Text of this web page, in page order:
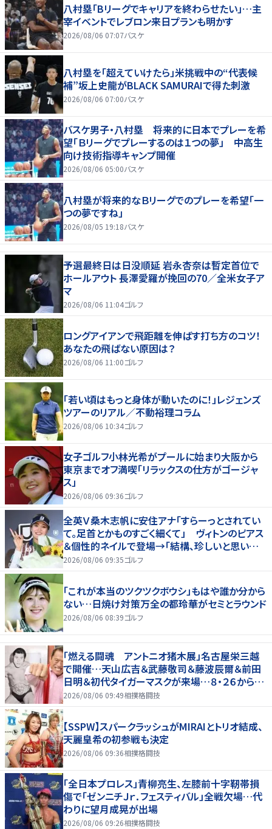
八村塁「Bリーグでキャリアを終わらせたい」…主
宰イベントでレブロン来日プランも明かす
2026/08/06 07:07バスケ
八村塁を「超えていけたら」米挑戦中の“代表候
補”坂上史龍がBLACK SAMURAIで得た刺激
2026/08/06 07:00バスケ
バスケ男子・八村塁 将来的に日本でプレーを希
望「Ｂリーグでプレーするのは１つの夢」 中高生
向け技術指導キャンプ開催
2026/08/06 05:00バスケ
八村塁が将来的なＢリーグでのプレーを希望「一
つの夢ですね」
2026/08/05 19:18バスケ
予選最終日は日没順延 岩永杏奈は暫定首位で
ホールアウト 長澤愛羅が挽回の70／全米女子ア
マ
2026/08/06 11:04ゴルフ
ロングアイアンで飛距離を伸ばす打ち方のコツ！
あなたの飛ばない原因は？
2026/08/06 11:00ゴルフ
「若い頃はもっと身体が動いたのに！」レジェンズ
ツアーのリアル／不動裕理コラム
2026/08/06 10:34ゴルフ
女子ゴルフ小林光希がプールに始まり大阪から
東京までオフ満喫「リラックスの仕方がゴージャ
ス」
2026/08/06 09:36ゴルフ
全英Ｖ桑木志帆に安住アナ「すらーっとされてい
て。足首とかものすごく細くて」 ヴィトンのピアス
＆個性的ネイルで登場→「結構、珍しいと思いま
す」
2026/08/06 09:35ゴルフ
「これが本当のツクツクボウシ」もはや誰か分から
ない…日焼け対策万全の都玲華がセミとラウンド
2026/08/06 08:39ゴルフ
「燃える闘魂 アントニオ猪木展」名古屋栄三越
で開催…天山広吉＆武藤敬司＆藤波辰爾＆前田
日明＆初代タイガーマスクが来場…８・２６から９・
７まで
2026/08/06 09:49相撲格闘技
【SSPW】スパークラッシュがMIRAIとトリオ結成、
天麗皇希の初参戦も決定
2026/08/06 09:36相撲格闘技
「全日本プロレス」青柳亮生、左膝前十字靭帯損
傷で「ゼンニチＪｒ．フェスティバル」全戦欠場…代
わりに望月成晃が出場
2026/08/06 09:26相撲格闘技